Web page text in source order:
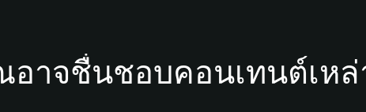
าจชื่นชอบคอนเทนต์เห